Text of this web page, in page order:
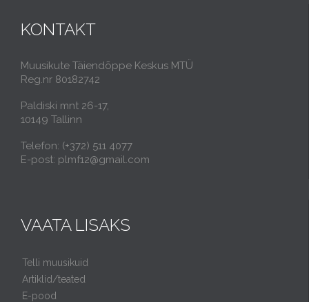
KONTAKT
Muusikute Täiendõppe Keskus MTÜ
Reg.nr 80182742
Paldiski mnt 26-17,
10149 Tallinn
Telefon: (+372) 511 4077
E-post: plmf12@gmail.com
VAATA LISAKS
Telli muusikuid
Artiklid/teated
E-pood